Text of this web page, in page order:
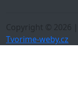
Copyright © 2026
Tvorime-weby.cz